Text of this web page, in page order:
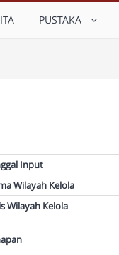
PUSTAKA
Input
Wilayah Kelola
Wilayah Kelola